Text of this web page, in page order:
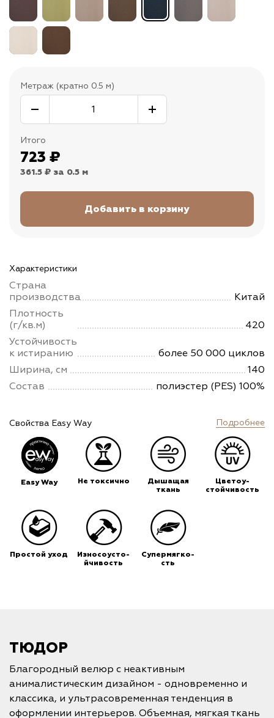
Метраж (кратно 0.5 м)
Итого
723 ₽
361.5 ₽ за 0.5 м
Характеристики
Страна
производства
Китай
Плотность
(г/кв.м)
420
Устойчивость
к истиранию
более 50 000 циклов
Ширина, см
140
Состав
полиэстер (PES) 100%
Свойства Easy Way Подробнее
Easy Way Не токсично
Дышащая
ткань
Цветоу-
стойчивость
Простой уход
Износоусто-
йчивость
Супермягко-
сть
ТЮДОР
Благородный велюр с неактивным
анималистическим дизайном - одновременно и
классика, и ультрасовременная тенденция в
оформлении интерьеров. Объемная, мягкая ткань